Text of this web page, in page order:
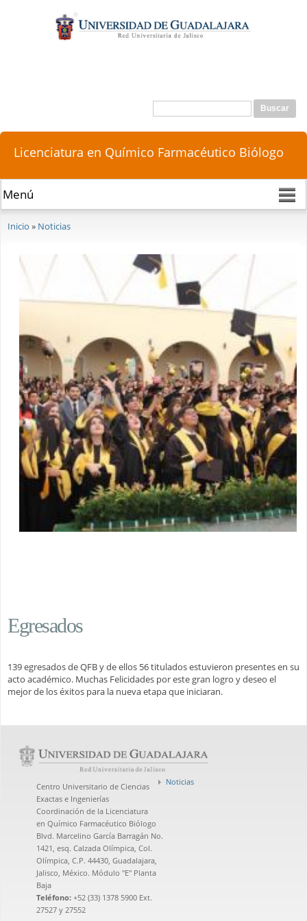
contenido
principal
Formulario de búsqueda
Buscar
Licenciatura en Químico Farmacéutico Biólogo
Inicio » Noticias
Egresados
139 egresados de QFB y de ellos 56 titulados estuvieron presentes en su
acto académico. Muchas Felicidades por este gran logro y deseo el
mejor de los éxitos para la nueva etapa que iniciaran.
Centro Universitario de Ciencias
Exactas e Ingenierías
Coordinación de la Licenciatura
en Químico Farmacéutico Biólogo
Blvd. Marcelino García Barragán No.
1421, esq. Calzada Olímpica, Col.
Olímpica, C.P. 44430, Guadalajara,
Jalisco, México. Módulo "E" Planta
Baja
Teléfono: +52 (33) 1378 5900 Ext.
27527 y 27552
Noticias